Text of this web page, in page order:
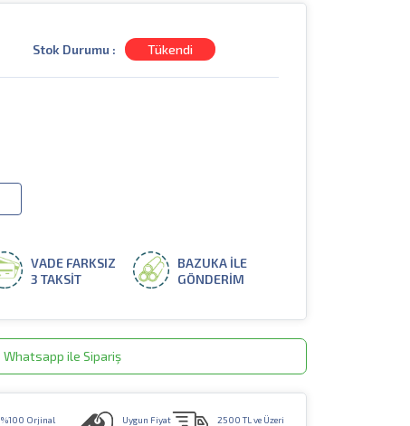
Stok Durumu : Tükendi
VADE FARKSIZ
3 TAKSİT
BAZUKA İLE
GÖNDERİM
Whatsapp ile Sipariş
%100 Orjinal
Uygun Fiyat
2500 TL ve Üzeri